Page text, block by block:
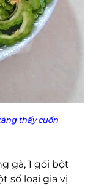
thấy cuốn
gà, 1 gói bột
số loại gia vị